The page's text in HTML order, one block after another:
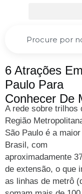
6 Atrações
Paulo Para
Conhecer De
A rede sobre trilhos
Região
São Paulo é a
Brasil, com
aproximadamente
de extensão, o que
as linhas de metrô